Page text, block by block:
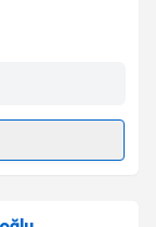
talebi